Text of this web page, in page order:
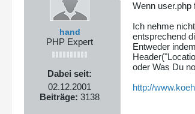
hand
PHP Expert
Dabei seit:
02.12.2001
Beiträge: 3138
Wenn user.php
Ich nehme
entsprechend
Entweder
oder Was Du
http://